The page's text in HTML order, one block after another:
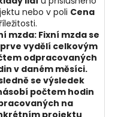
nebo v poli Cena
mzda:Fixní mzda se
vydělí celkovým
odpracovaných
v daném měsíci.
se výsledek
počtem hodin
na
projektu